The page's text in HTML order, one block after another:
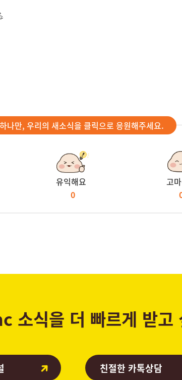
나만, 우리의 새소식을 클릭으로 응원해주세요.
유익해요
0
고
소식을 더 빠르게 받고
친절한 카톡상담